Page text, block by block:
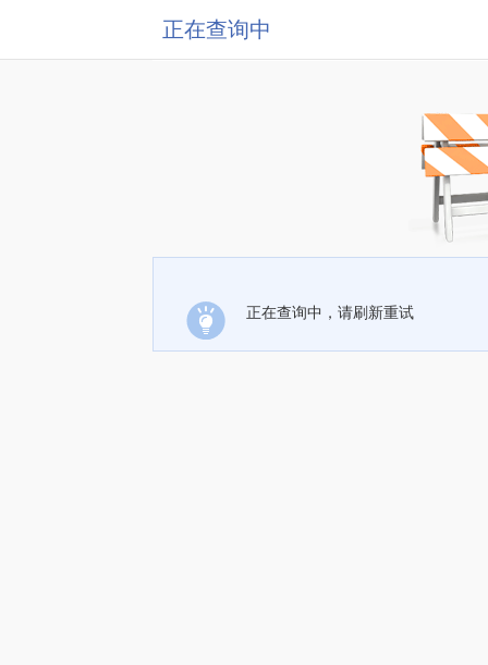
正在查询中
正在查询中，请刷新重试